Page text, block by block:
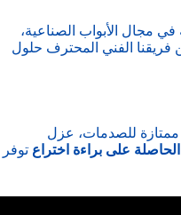
في مجال الأبواب الصناعية،
فريقنا الفني المحترف حلول
ممتازة للصدمات، عزل
الحاصلة على براءة اختراع توفر